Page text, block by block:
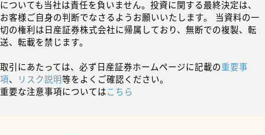
についても当社は責任を負いません。投資に関する最終決定は、
お客様ご自身の判断でなさるようお願いいたします。 当資料の一
切の権利は日産証券株式会社に帰属しており、無断での複製、転
送、転載を禁じます。
取引にあたっては、必ず日産証券ホームページに記載の重要事
項、 リスク説明等をよくご確認ください。
重要な注意事項についてはこちら